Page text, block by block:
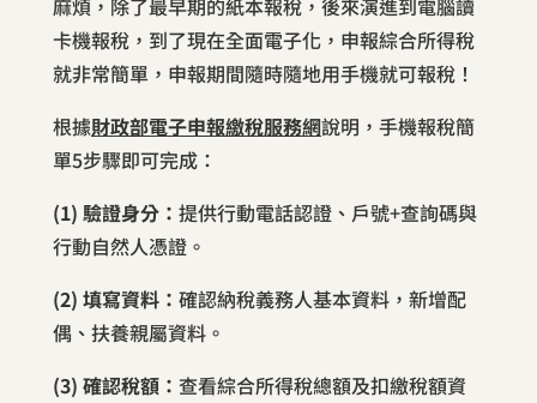
麻煩，除了最早期的紙本報稅，後來演進到電腦讀
卡機報稅，到了現在全面電子化，申報綜合所得稅
就非常簡單，申報期間隨時隨地用手機就可報稅！
根據財政部電子申報繳稅服務網說明，手機報稅簡
單5步驟即可完成：
(1) 驗證身分： 提供行動電話認證、戶號+查詢碼與
行動自然人憑證。
(2) 填寫資料： 確認納稅義務人基本資料，新增配
偶、扶養親屬資料。
(3) 確認稅額： 查看綜合所得稅總額及扣繳稅額資